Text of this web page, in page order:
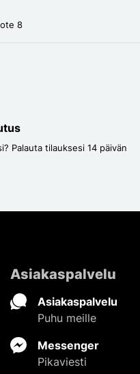
8
Palauta tilauksesi 14 päivän
Asiakaspalvelu
Asiakaspalvelu
Puhu meille
Messenger
Pikaviesti